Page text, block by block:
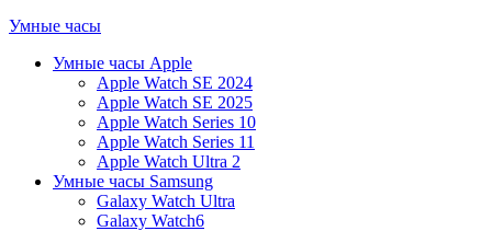
Умные часы
Умные часы Apple
Apple Watch SE 2024
Apple Watch SE 2025
Apple Watch Series 10
Apple Watch Series 11
Apple Watch Ultra 2
Умные часы Samsung
Galaxy Watch Ultra
Galaxy Watch6